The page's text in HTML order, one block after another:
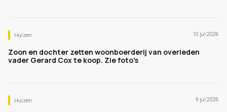
Huizen 10 jul 2026
Zoon en dochter zetten woonboerderij van overleden
vader Gerard Cox te koop. Zie foto's
Huizen 9 jul 2026